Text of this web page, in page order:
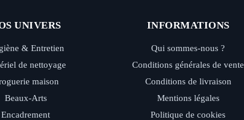
UNIVERS
& Entretien
de nettoyage
maison
Beaux-Arts
Encadrement
INFORMATIONS
Qui sommes-nous ?
Conditions générales de vente
Conditions de livraison
Mentions légales
Politique de cookies